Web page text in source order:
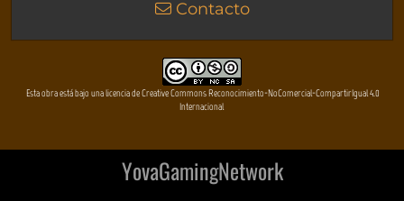
Contacto
Esta obra está bajo una licencia de Creative Commons Reconocimiento-NoComercial-CompartirIgual 4.0
Internacional
YovaGamingNetwork